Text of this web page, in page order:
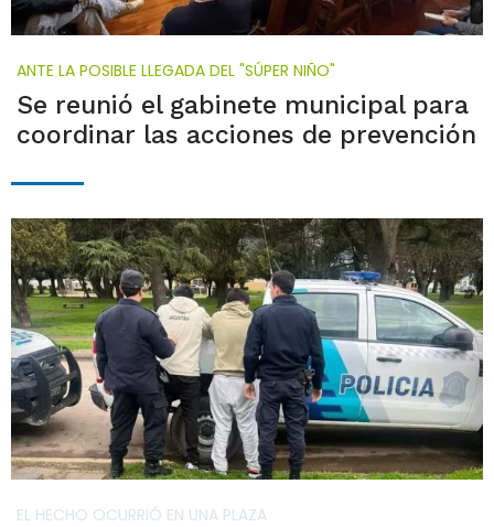
ANTE LA POSIBLE LLEGADA DEL "SÚPER NIÑO"
Se reunió el gabinete municipal para
coordinar las acciones de prevención
EL HECHO OCURRIÓ EN UNA PLAZA